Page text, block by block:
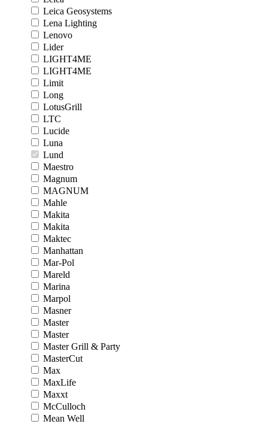
Leica Geosystems
Lena Lighting
Lenovo
Lider
LIGHT4ME
LIGHT4ME
Limit
Long
LotusGrill
LTC
Lucide
Luna
Lund
Maestro
Magnum
MAGNUM
Mahle
Makita
Makita
Maktec
Manhattan
Mar-Pol
Mareld
Marina
Marpol
Masner
Master
Master
Master Grill & Party
MasterCut
Max
MaxLife
Maxxt
McCulloch
Mean Well